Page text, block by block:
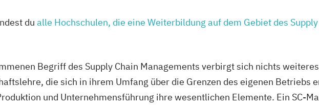
du alle Hochschulen, die eine Weiterbildung auf dem Gebiet des Supply
Begriff des Supply Chain Managements verbirgt sich nichts
die sich in ihrem Umfang über die Grenzen des eigenen Betriebs
und Unternehmensführung ihre wesentlichen Elemente. Ein SC-